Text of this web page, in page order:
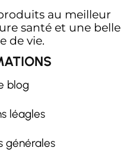
au meilleur
santé et une belle
de vie.
blog
léagles
générales